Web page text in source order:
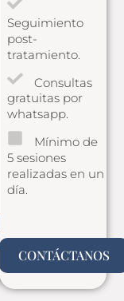
Seguimiento
post-
tratamiento.
Consultas
gratuitas por
whatsapp.
Mínimo de
5 sesiones
realizadas en un
día.
CONTÁCTANOS